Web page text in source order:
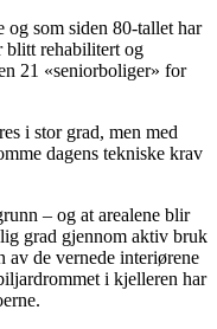
og som siden 80-tallet har
blitt rehabilitert og
21 «seniorboliger» for
i stor grad, men med
dagens tekniske krav
– og at arealene blir
grad gjennom aktiv bruk
av de vernede interiørene
i kjelleren har